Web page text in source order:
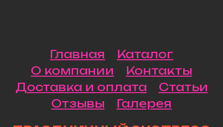
Главная
Каталог
О компании
Контакты
Доставка и оплата
Статьи
Отзывы
Галерея